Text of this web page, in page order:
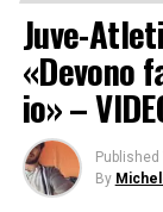
Juve-
«Devono
io» –
Published
By